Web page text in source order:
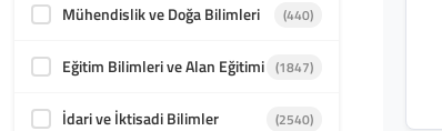
Mühendislik ve Doğa Bilimleri (440)
Eğitim Bilimleri ve Alan Eğitimi (1847)
İdari ve İktisadi Bilimler (2540)